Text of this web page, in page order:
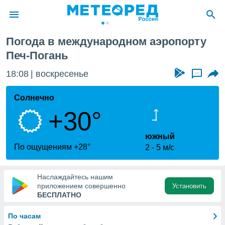
о
к этому
доступ
Погода в международном аэропорту
Печ-Погань
18:08 воскресенье ...
Солнечно
+30°
По ощущениям +28°
южный
2
5 м/с
Наслаждайтесь нашим
приложением совершенно
БЕСПЛАТНО
Установить
По часам